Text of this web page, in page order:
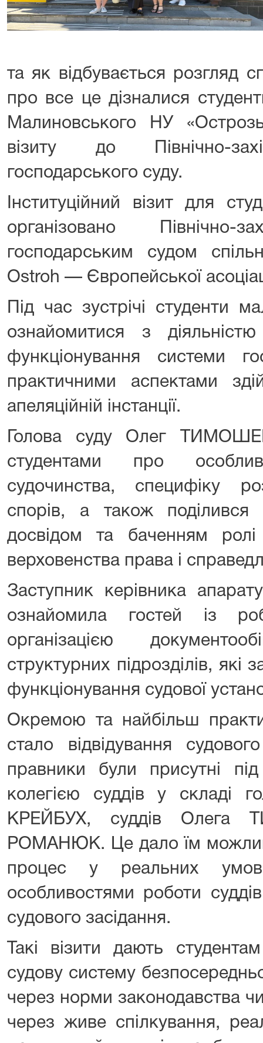
та як відбувається розгляд
про все це дізналися
Малиновського НУ
візиту до Північно-
господарського суду.
Інституційний візит для
організовано Північно-
господарським судом
Ostroh — Європейської
Під час зустрічі студенти
ознайомитися з
функціонування системи
практичними аспектами
апеляційній інстанції.
Голова суду Олег
студентами про
судочинства, специфіку
спорів, а також поділився
досвідом та баченням ролі
верховенства права і
Заступник керівника
ознайомила гостей із
організацією
структурних підрозділів, які
функціонування судової
Окремою та найбільш
стало відвідування
правники були присутні
колегією суддів у складі
КРЕЙБУХ, суддів Олега
РОМАНЮК. Це дало їм
процес у реальних
особливостями роботи
судового засідання.
Такі візити дають
судову систему
через норми законодавства
через живе спілкування,